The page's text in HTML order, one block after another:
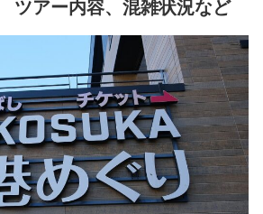
ツアー内容、混雑状況など